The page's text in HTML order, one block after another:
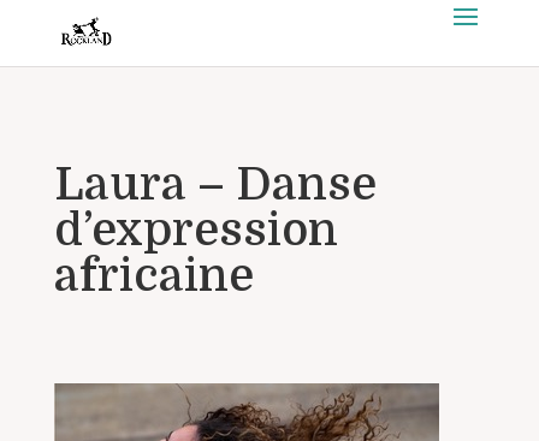
Laura – Danse
d’expression
africaine